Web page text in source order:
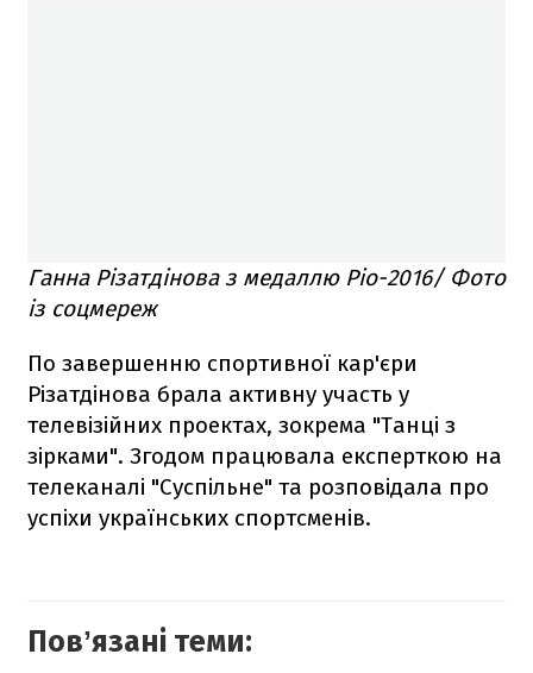
Ганна Різатдінова з медаллю Ріо-2016/ Фото
із соцмереж
По завершенню спортивної кар'єри
Різатдінова брала активну участь у
телевізійних проектах, зокрема "Танці з
зірками". Згодом працювала експерткою на
телеканалі "Суспільне" та розповідала про
успіхи українських спортсменів.
Повʼязані теми: